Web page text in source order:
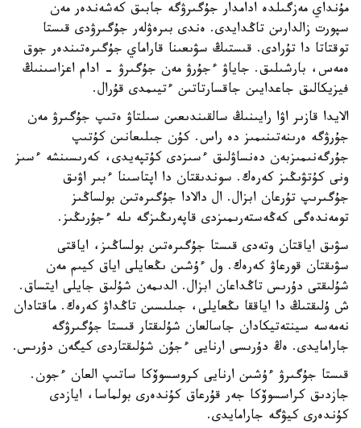
مۇنداي مەزگىلدە ادامدار جۇگىرۋگە جابىق كەشەندەر مەن
سپورت زالدارىن تاڭدايدى. ەندى بىرەۋلەر جۇگىرۋدى قىستا
توقتاتا دا تۇرادى. قىستىڭ سۋىعىنا قاراماي جۇگىرەتىندەر جوق
ەمەس، بارشىلىق. جاياۋ ءجۇرۋ مەن جۇگىرۋ - ادام اعزاسىنىڭ
فيزيكالىق جاعدايىن جاقسارتاتىن ءتيىمدى قۇرال.
الايدا قازىر اۋا رايىنىڭ سالقىندىعىن سىلتاۋ ەتىپ جۇگىرۋ مەن
جۇرۋگە ەرىنەتىنىمىز دە راس. كۇن جىلىعانىن كۇتىپ
جۇرگەنىمىزبەن دەنساۋلىق ءسىزدى كۇتپەيدى، كەرىسىنشە ءسىز
ونى كۇتۋىڭىز كەرەك. سوندىقتان دا اپتاسىنا ءبىر اۋىق
جۇگىرىپ تۇرعان ابزال. ال دالادا جۇگىرەتىن بولساڭىز
تومەندەگى كەڭەستەرىمىزدى قاپەرىڭىزگە ىلە ءجۇرىڭىز.
سۋىق اياقتان وتەدى قىستا جۇگىرەتىن بولساڭىز، اياقتى
سۋىقتان قورعاۋ كەرەك. ول ءۇشىن ىڭعايلى اياق كيىم مەن
شۇلىقتى دۇرىس تاڭداعان ابزال. الدىمەن شۇلىق جايلى ايتساق.
ش ۇلىقتىڭ دا اياققا ىڭعايلى، جىلىسىن تاڭداۋ كەرەك. ماقتادان
نەمەسە سينتەتيكادان جاسالعان شۇلىقتار قىستا جۇگىرۋگە
جارامايدى. ەڭ دۇرىسى ارنايى ءجۇن شۇلىقتاردى كيگەن دۇرىس.
قىستا جۇگىرۋ ءۇشىن ارنايى كروسسوۆكا ساتىپ العان ءجون.
جازدىق كراسسوۆكا جەر قۇرعاق كۇندەرى بولماسا، ايازدى
كۇندەرى كيۋگە جارامايدى.